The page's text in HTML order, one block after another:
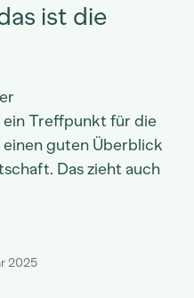
ist die
Treffpunkt für die
guten Überblick
Das zieht auch
2025